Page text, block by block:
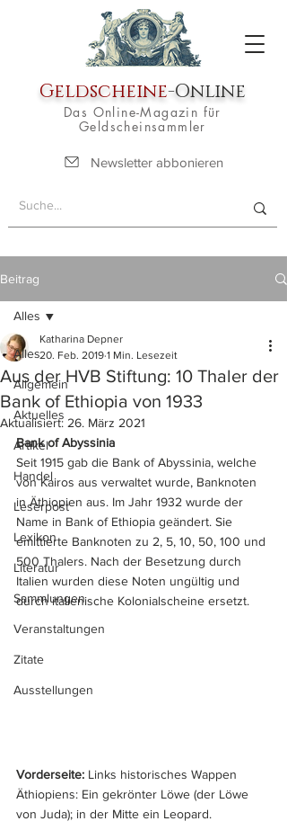
Geldscheine-Online
Das Online-Magazin für
Geldscheinsammler
Newsletter abbonieren
Beitrag
Alles
Allgemein
Aktuelles
Artikel
Handel
Leserpost
Lexikon
Literatur
Sammlungen
Veranstaltungen
Zitate
Ausstellungen
Alles
Aus der HVB Stiftung: 10 Thaler der
Bank of Ethiopia von 1933
Katharina Depner
20. Feb. 2019 1 Min. Lesezeit
Aktualisiert: 26. März 2021
Bank of Abyssinia
Seit 1915 gab die Bank of Abyssinia, welche
von Kairos aus verwaltet wurde, Banknoten
in Äthiopien aus. Im Jahr 1932 wurde der
Name in Bank of Ethiopia geändert. Sie
emittierte Banknoten zu 2, 5, 10, 50, 100 und
500 Thalers. Nach der Besetzung durch
Italien wurden diese Noten ungültig und
durch italienische Kolonialscheine ersetzt.
Vorderseite: Links historisches Wappen
Äthiopiens: Ein gekrönter Löwe (der Löwe
von Juda); in der Mitte ein Leopard.